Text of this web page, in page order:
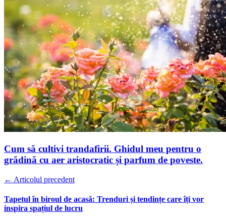
Cum să cultivi trandafirii. Ghidul meu pentru o
grădină cu aer aristocratic și parfum de poveste.
← Articolul precedent
Tapetul în biroul de acasă: Trenduri și tendințe care îți vor
inspira spațiul de lucru